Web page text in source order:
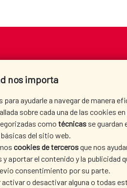
nos importa
para ayudarle a navegar de manera
sobre cada una de las cookies
como técnicas se guardan
del sitio web.
cookies de tercerosque nos
y aportar el contenido y la publicidad
consentimiento por su parte.
o desactivar alguna o todas
4 - 28040 Madrid
54​​​​​​​